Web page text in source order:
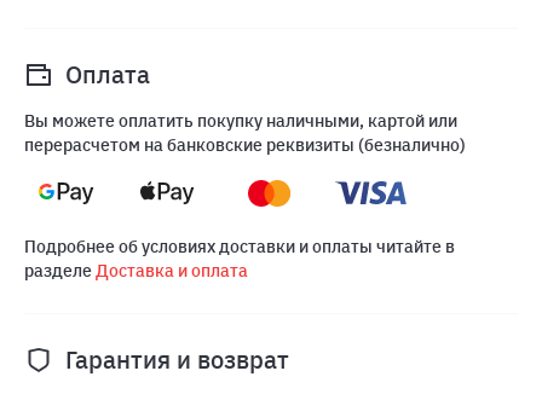
Оплата
Вы можете оплатить покупку наличными, картой или
перерасчетом на банковские реквизиты (безналично)
Подробнее об условиях доставки и оплаты читайте в
разделеДоставка и оплата
Гарантия и возврат